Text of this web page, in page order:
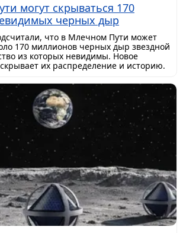
могут скрываться 170
черных дыр
что в Млечном Пути может
170 миллионов черных дыр звездной
из которых невидимы. Новое
их распределение и историю.